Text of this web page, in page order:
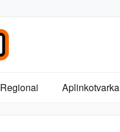
Regionai Aplinkotvarka